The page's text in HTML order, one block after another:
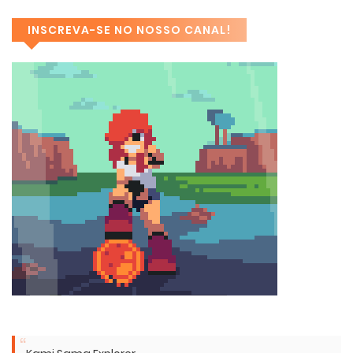
INSCREVA-SE NO NOSSO CANAL!